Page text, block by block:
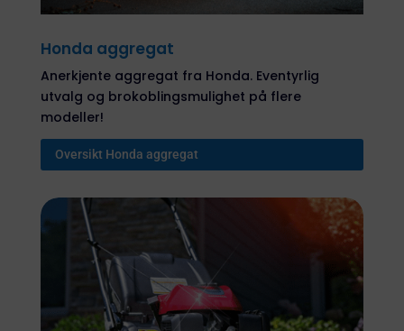
Honda aggregat
Anerkjente aggregat fra Honda. Eventyrlig
utvalg og brokoblingsmulighet på flere
modeller!
Oversikt Honda aggregat